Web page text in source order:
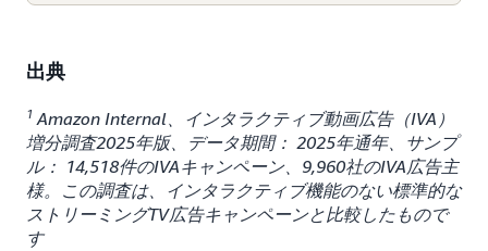
出典
1 Amazon Internal、インタラクティブ動画広告（IVA）
増分調査2025年版、データ期間： 2025年通年、サンプ
ル： 14,518件のIVAキャンペーン、9,960社のIVA広告主
様。この調査は、インタラクティブ機能のない標準的な
ストリーミングTV広告キャンペーンと比較したもので
す